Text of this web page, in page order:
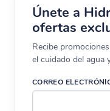
Únete a
ofertas
Recibe
el cuidado del agua
CORREO